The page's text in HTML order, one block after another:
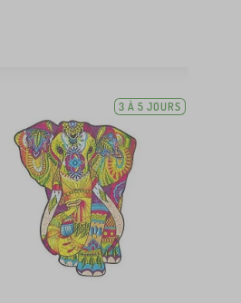
3 À 5 JOURS